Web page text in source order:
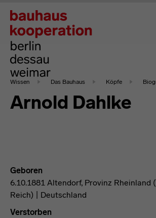
Wissen Das Bauhaus Köpfe
Arnold Dahlke
Geboren
6.10.1881 Altendorf, Provinz Rheinland
Reich) | Deutschland
Verstorben